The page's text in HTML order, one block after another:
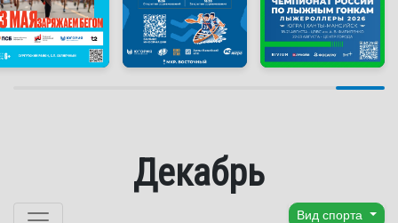
Декабрь
Перейти к содержанию Вид спорта